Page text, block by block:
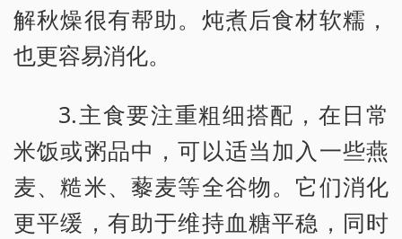
解秋燥很有帮助。炖煮后食材软糯，
也更容易消化。
3.主食要注重粗细搭配，在日常
米饭或粥品中，可以适当加入一些燕
麦、糙米、藜麦等全谷物。它们消化
更平缓，有助于维持血糖平稳，同时